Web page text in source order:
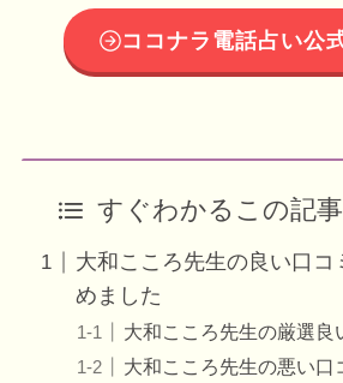
ココナラ電話占い公
すぐわかるこの記
大和こころ先生の良い口コ
めました
大和こころ先生の厳選良
大和こころ先生の悪い口